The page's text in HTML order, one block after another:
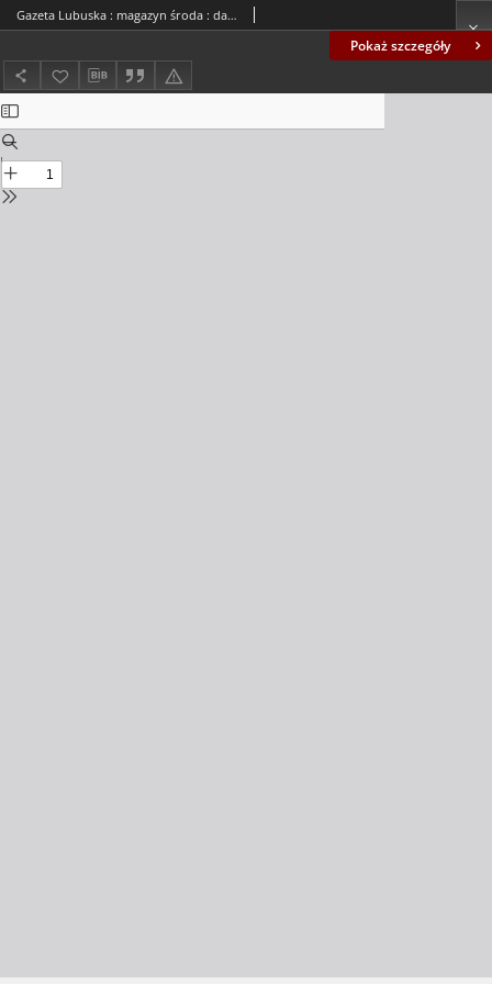
Pokaż szczegóły
Gazeta Lubuska : magazyn środa : dawniej Zielonogórska-Gorzowska R. XLII [właśc. XLIII], nr 156 (6 lipca 1994). - Wyd. 1